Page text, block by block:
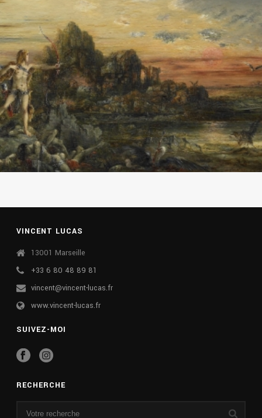
VINCENT LUCAS
13001 Marseille
+33 6 80 48 89 81
vincent@vincent-lucas.fr
www.vincent-lucas.fr
SUIVEZ-MOI
RECHERCHE